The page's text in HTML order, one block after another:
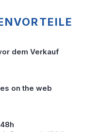
dem Verkauf
on the web